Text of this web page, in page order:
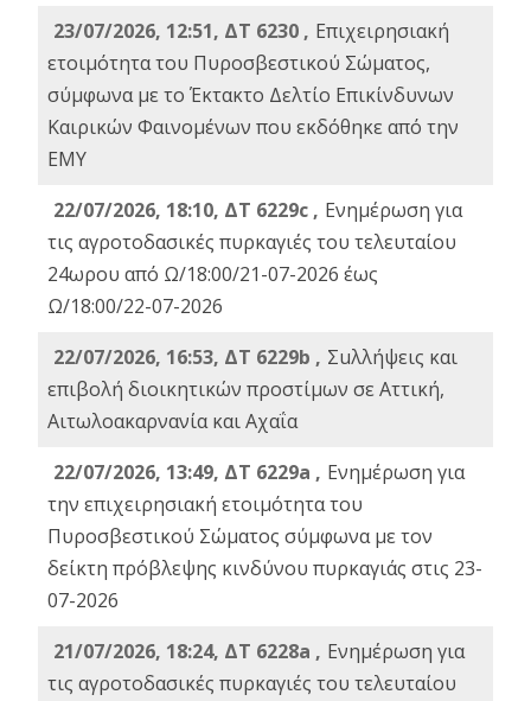
23/07/2026, 12:51, ΔΤ 6230 , Επιχειρησιακή
ετοιμότητα του Πυροσβεστικού Σώματος,
σύμφωνα με το Έκτακτο Δελτίο Επικίνδυνων
Καιρικών Φαινομένων που εκδόθηκε από την
ΕΜΥ
22/07/2026, 18:10, ΔΤ 6229c , Ενημέρωση για
τις αγροτοδασικές πυρκαγιές του τελευταίου
24ωρου από Ω/18:00/21-07-2026 έως
Ω/18:00/22-07-2026
22/07/2026, 16:53, ΔΤ 6229b , Σuλλήψεις και
επιβολή διοικητικών προστίμων σε Αττική,
Αιτωλοακαρνανία και Αχαΐα
22/07/2026, 13:49, ΔΤ 6229a , Ενημέρωση για
την επιχειρησιακή ετοιμότητα του
Πυροσβεστικού Σώματος σύμφωνα με τον
δείκτη πρόβλεψης κινδύνου πυρκαγιάς στις 23-
07-2026
21/07/2026, 18:24, ΔΤ 6228a , Ενημέρωση για
τις αγροτοδασικές πυρκαγιές του τελευταίου